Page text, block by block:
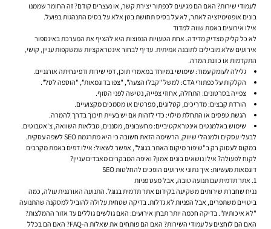
לעמודי שירות? האם הם מגיעים לכפתור יצירת קשר, או נעצרים קודם? זה החומר שממנו
בונים אופטימיזציה לאתר, לא על בסיס תחושת בטן אלא על בסיס התנהגות בפועל.
אילו אירועים באמת שווה למדוד
לא כל קליק מצדיק מדידה. אחת הטעויות הנפוצות היא להציף את המערכת באינספור
אירועים שלא מובילים לתובנה אמיתית. עדיף לבחור אינטראקציות שמשקפות עניין, קושי,
התקדמות או כוונת המרה.
גלילה לעומק עמוד: שימושי במיוחד במאמרי תוכן, דפי שירות ודפי נחיתה אורגניים.
הקלקות על כפתורי CTA:
למשל "קבלו הצעה", "צפו בדוגמאות", "הוספה לסל".
צפייה בסרטונים: התחלה, אחוזי צפייה, נטישה לפני הסוף.
הורדת קבצים:מדריכים, קטלוגים, מפרטים או מסמכים מקצועיים.
הגשת טפסים או התחלת מילוי: כדי לזהות אם יש בעיית חיכוך בדרך להמרה.
שימוש באלמנטים אינטראקטיביים:מחשבונים, מסננים, טבלאות השוואה, צ'אטבוטים.
לבעלי עסקים ולמנהלי שיווק, הרשימה הזאת חשובה כי היא מתרגמת SEO לשפה עסקית.
במקום לעסוק רק ב"שיפור מיקום האתר בגוגל", אפשר לשאול: אילו דפים באמת מקרבים
לקוח לפעולה? אילו נושאים בונים אמון? ואיפה המבקרים מאבדים עניין?
דוגמאות מעשיות: איך נתוני אירועים הופכים להחלטות SEO
1. אתר תדמית עם תנועה טובה, אבל מעט פניות
נניח שחברת שירותים משקיעה בקידום אתר תדמית בגוגל. התנועה האורגנית עולה, כמה
ביטויים משתפרים, אבל הפניות לא גדלות. בדיקה שטחית עלולה להוביל למסקנה שהתנועה
"לא איכותית". בדיקה חכמה יותר תבחן אירועים: האם גולשים גוללים עד אזור ההמלצות?
האם הם לוחצים על עמודי השירות? האם הם פותחים את שאלות ה-FAQ? האם הם בכלל